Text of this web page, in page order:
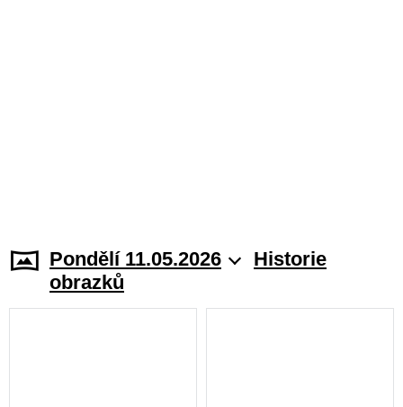
Pondělí 11.05.2026
Historie
obrazků